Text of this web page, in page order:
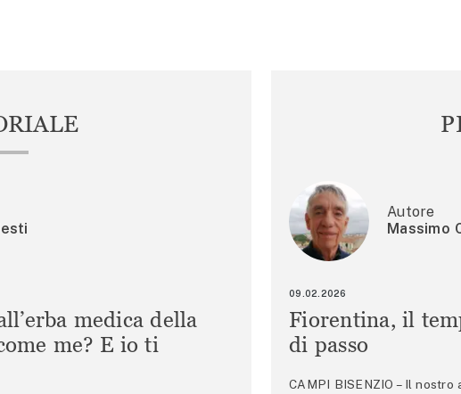
medica della
me? E io ti
Autore
Massimo
09.02.2026
Fiorentina, il
di passo
CAMPI BISENZIO – Il